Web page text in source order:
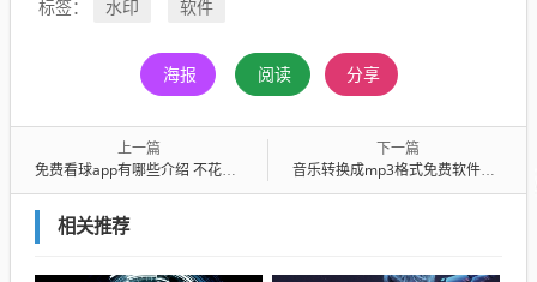
标签： 水印 软件
海报 阅读 分享
上一篇
免费看球app有哪些介绍 不花钱看球app盘点
下一篇
音乐转换成mp3格式免费软件推荐 音乐转换成mp3格式软件汇总
相关推荐